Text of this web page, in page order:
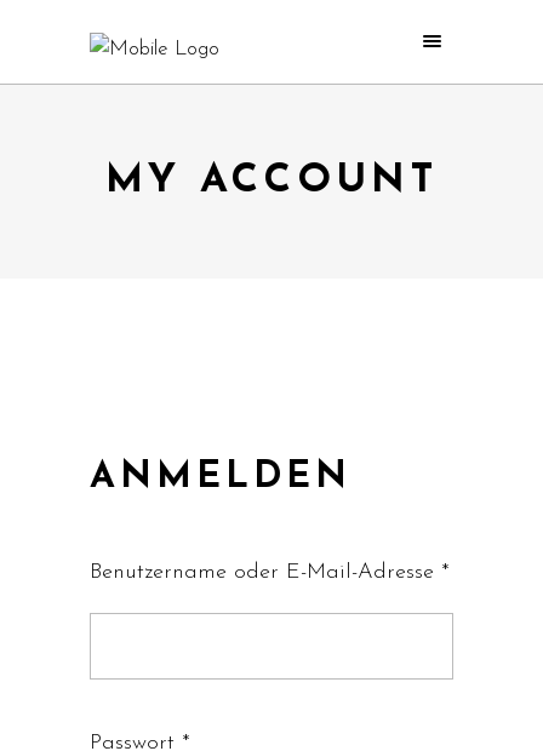
MY ACCOUNT
ANMELDEN
Benutzername oder E-Mail-Adresse *
Passwort *